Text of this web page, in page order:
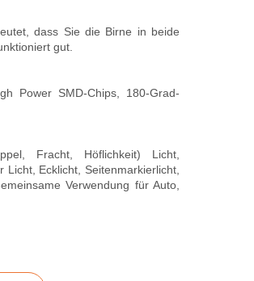
dass Sie die Birne in beide
gut.
Power SMD-Chips, 180-Grad-
Fracht, Höflichkeit) Licht,
Licht, Ecklicht, Seitenmarkierlicht,
Verwendung für Auto,